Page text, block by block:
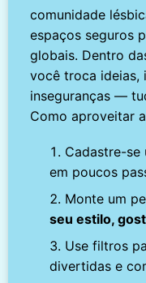
comunidade
espaços seguros
globais. Dentro
você troca ideias,
inseguranças —
Como aproveitar
Cadastre-se
em poucos
Monte um
seu estilo,
Use filtros
divertidas e